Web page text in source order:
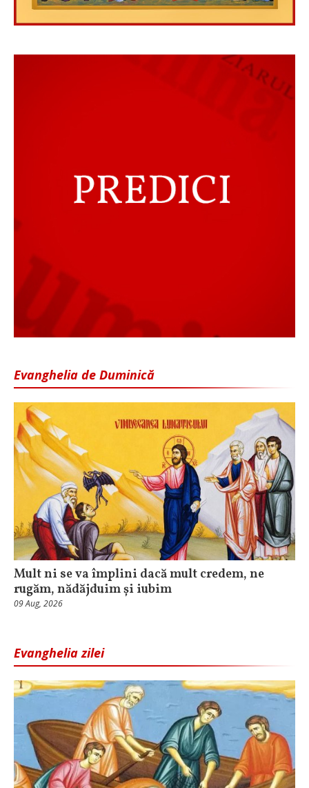
Evanghelia de Duminică
Mult ni se va împlini dacă mult credem, ne
rugăm, nădăjduim și iubim
09 Aug, 2026
Evanghelia zilei